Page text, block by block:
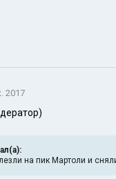
2017
на пик Мартоли и